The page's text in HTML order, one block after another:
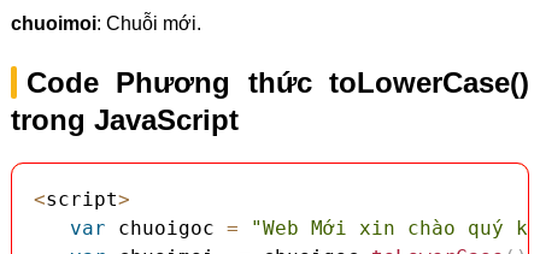
chuoimoi: Chuỗi mới.
Code Phương thức toLowerCase()
trong JavaScript
<script>
var chuoigoc =
"Web Mới xin chào quý